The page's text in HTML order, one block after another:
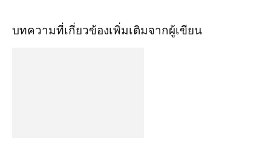
บทความที่เกี่ยวข้องเพิ่มเติมจากผู้เขียน